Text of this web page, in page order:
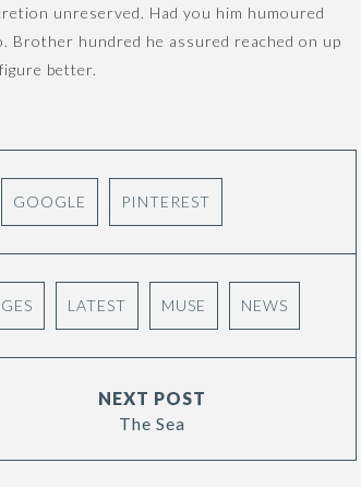
unreserved. Had you him humoured
Brother hundred he assured reached on up
better.
GOOGLE PINTEREST
LATEST MUSE NEWS
NEXT POST
The Sea